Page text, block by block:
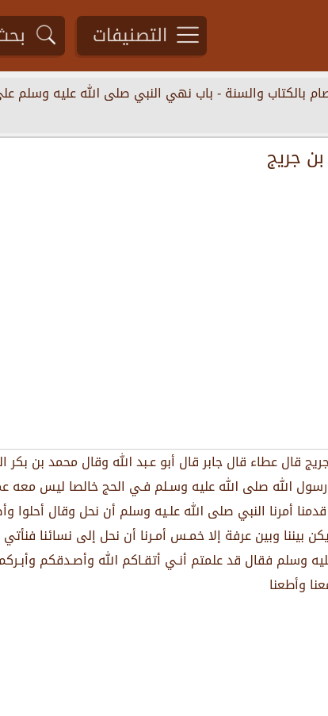
التصنيفات
ﺑﺎﻟﻜﺘﺎﺏ ﻭﺍﻟﺴﻨﺔ-باب ﻧﻬﻲ ﺍﻟﻨﺒﻲ ﺻﻠﻰ الله ﻋﻠﻴﻪ ﻭﺳﻠﻢ
ﺑﻦ ﺟﺮﻳﺞ
ﺑﻦ ﺟﺮﻳﺞ ﻗﺎﻝ ﻋﻄﺎء ﻗﺎﻝ ﺟﺎﺑﺮ ﻗﺎﻝ ﺃﺑﻮ ﻋـﺒﺪ الله ﻭﻗﺎﻝ ﻣﺤﻤﺪ
الله ﺻﻠﻰ الله ﻋﻠﻴﻪ ﻭﺳـﻠﻢ ﻓـﻲ ﺍﻟﺤﺞ ﺧﺎﻟﺼﺎ ﻟﻴﺲ ﻣﻌﻪ
ﺃﻣﺮﻧﺎ ﺍﻟﻨﺒﻲ ﺻﻠﻰ الله ﻋﻠـﻴﻪ ﻭﺳﻠﻢ ﺃﻥ ﻧﺤﻞ ﻭﻗﺎﻝ ﺃﺣﻠﻮﺍ
ﺑﻴﻨﻨﺎ ﻭﺑﻴﻦ ﻋﺮﻓﺔ ﺇﻻ ﺧﻤـﺲ ﺃﻣـﺮﻧﺎ ﺃﻥ ﻧﺤﻞ ﺇﻟﻰ ﻧﺴﺎﺋﻨﺎ
ﻭﺳﻠﻢ ﻓﻘﺎﻝ ﻗﺪ ﻋﻠﻤﺘﻢ ﺃﻧـﻲ ﺃﺗﻘـﺎﻛﻢ ﷲ ﻭﺃﺻـﺪﻗﻜﻢ ﻭﺃﺑـﺮﻛﻢ
ﻭﺃﻃﻌﻨﺎ